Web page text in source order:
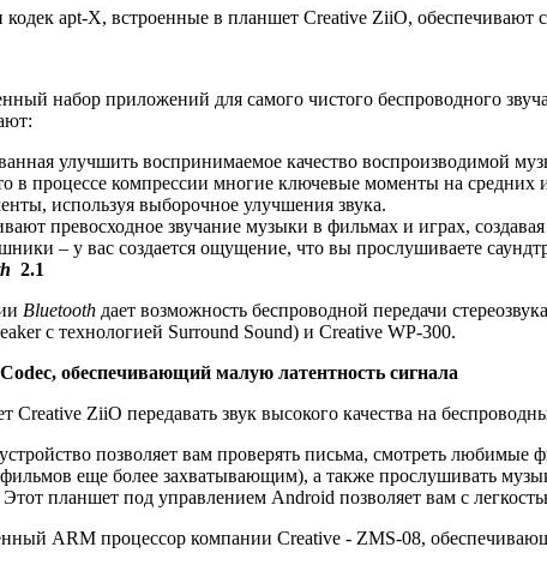
apt-X, встроенные в планшет Creative ZiiO, обеспечивают
набор приложений для самого чистого беспроводного
улучшить воспринимаемое качество воспроизводимой
в процессе компрессии многие ключевые моменты на
используя выборочное улучшения звука.
превосходное звучание музыки в фильмах и играх,
– у вас создается ощущение, что вы прослушиваете
2.1
Bluetooth дает возможность беспроводной передачи
с технологией Surround Sound) и Creative WP-300.
Codec, обеспечивающий малую латентность сигнала
Creative ZiiO передавать звук высокого качества на
позволяет вам проверять письма, смотреть
фильмов еще более захватывающим), а также прослушивать
планшет под управлением Android позволяет вам с
ARM процессор компании Creative - ZMS-08,